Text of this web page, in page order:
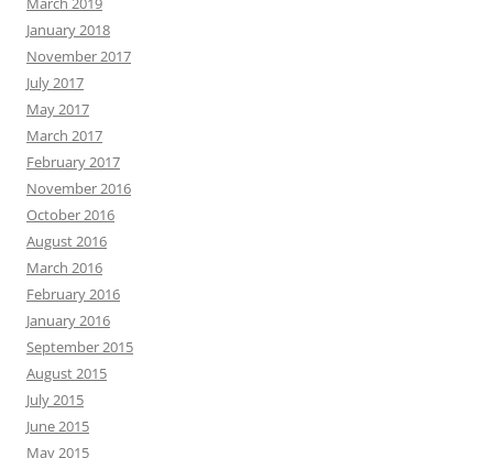
January 2018
November 2017
July 2017
May 2017
March 2017
February 2017
November 2016
October 2016
August 2016
March 2016
February 2016
January 2016
September 2015
August 2015
July 2015
June 2015
May 2015